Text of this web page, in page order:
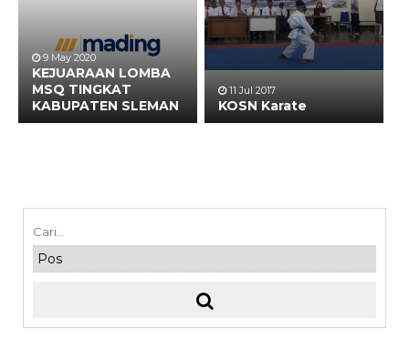
9 May 2020
KEJUARAAN LOMBA
MSQ TINGKAT
KABUPATEN SLEMAN
11 Jul 2017
KOSN Karate